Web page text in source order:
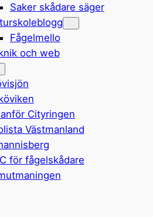
Saker skådare säger
Fågelmello
och web
Cityringen
Västmanland
för fågelskådare